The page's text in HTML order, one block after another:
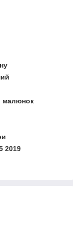
малюнок
2019